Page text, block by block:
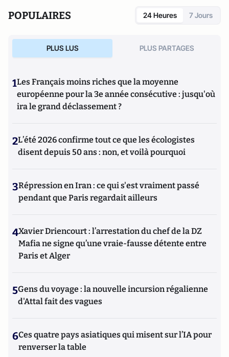
POPULAIRES 24 Heures 7 Jours
PLUS LUS PLUS PARTAGES
1Les Français moins riches que la moyenne
européenne pour la 3e année consécutive : jusqu'où
ira le grand déclassement ?
2L’été 2026 confirme tout ce que les écologistes
disent depuis 50 ans : non, et voilà pourquoi
3Répression en Iran : ce qui s'est vraiment passé
pendant que Paris regardait ailleurs
4Xavier Driencourt : l’arrestation du chef de la DZ
Mafia ne signe qu’une vraie-fausse détente entre
Paris et Alger
5Gens du voyage : la nouvelle incursion régalienne
d'Attal fait des vagues
6Ces quatre pays asiatiques qui misent sur l’IA pour
renverser la table